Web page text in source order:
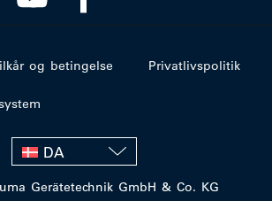
Gerätetechnik GmbH & Co. KG
og betingelse Privatlivspolitik
DA